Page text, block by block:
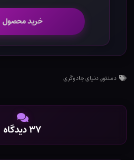
خرید محصول
دمنتور,دنیای جادوگری
۳۷ دیدگاه